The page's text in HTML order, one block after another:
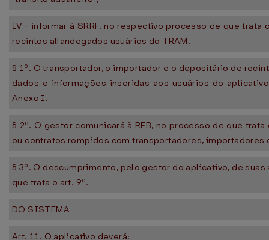
IV - informar à SRRF, no respectivo processo de que
recintos alfandegados usuários do TRAM.
§ 1º. O transportador, o importador e o depositário de
dados e informações inseridas aos usuários do
Anexo I.
§ 2º. O gestor comunicará à RFB, no processo de que
ou contratos rompidos com transportadores,
§ 3º. O descumprimento, pelo gestor do aplicativo, de
que trata o art. 9º.
DO SISTEMA
Art. 11. O aplicativo deverá: